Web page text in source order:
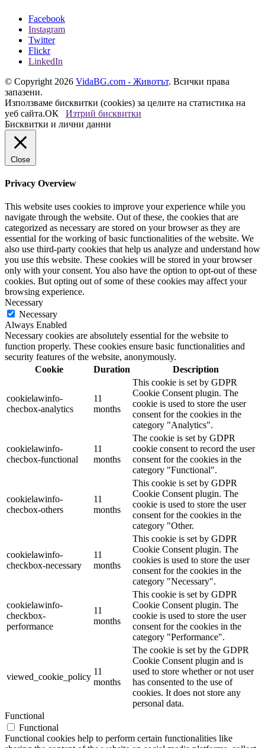
Facebook
Instagram
Twitter
Flickr
LinkedIn
© Copyright 2026 VidaBG.com - Животът. Всички права
запазени.
Използваме бисквитки (cookies) за целите на статистика на
уеб сайта.ОК
Изтрий бисквитки
Бисквитки и лични данни
Close
Privacy Overview
This website uses cookies to improve your experience while you
navigate through the website. Out of these, the cookies that are
categorized as necessary are stored on your browser as they are
essential for the working of basic functionalities of the website. We
also use third-party cookies that help us analyze and understand how
you use this website. These cookies will be stored in your browser
only with your consent. You also have the option to opt-out of these
cookies. But opting out of some of these cookies may affect your
browsing experience.
Necessary
Necessary
Always Enabled
Necessary cookies are absolutely essential for the website to
function properly. These cookies ensure basic functionalities and
security features of the website, anonymously.
Cookie
Duration Description
cookielawinfo-
checbox-analytics
11
months
This cookie is set by GDPR
Cookie Consent plugin. The
cookie is used to store the user
consent for the cookies in the
category "Analytics".
cookielawinfo-
checbox-functional
11
months
The cookie is set by GDPR
cookie consent to record the user
consent for the cookies in the
category "Functional".
cookielawinfo-
checbox-others
11
months
This cookie is set by GDPR
Cookie Consent plugin. The
cookie is used to store the user
consent for the cookies in the
category "Other.
cookielawinfo-
checkbox-necessary
11
months
This cookie is set by GDPR
Cookie Consent plugin. The
cookies is used to store the user
consent for the cookies in the
category "Necessary".
cookielawinfo-
checkbox-
performance
11
months
This cookie is set by GDPR
Cookie Consent plugin. The
cookie is used to store the user
consent for the cookies in the
category "Performance".
viewed_cookie_policy
11
months
The cookie is set by the GDPR
Cookie Consent plugin and is
used to store whether or not user
has consented to the use of
cookies. It does not store any
personal data.
Functional
Functional
Functional cookies help to perform certain functionalities like